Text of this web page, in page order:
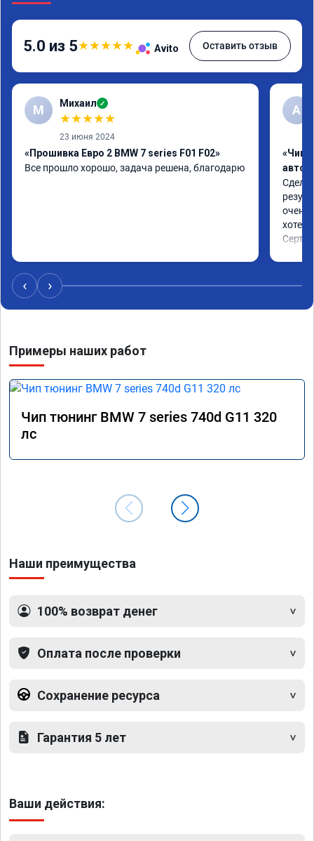
5.0 из 5★★★★★ Avito Оставить отзыв
М Михаил ✓
★★★★★
23 июня 2024
«Прошивка Евро 2 BMW 7 series F01 F02»
Все прошло хорошо, задача решена, благодарю
A
«Чип
очень
хотел.
‹ ›
Примеры наших работ
Чип тюнинг BMW 7 series 740d G11 320
лс
Наши преимущества
100% возврат денег
Оплата после проверки
Сохранение ресурса
Гарантия 5 лет
Ваши действия: